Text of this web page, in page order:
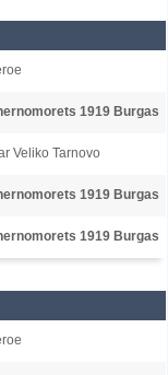
1919 Burgas
Veliko Tarnovo
1919 Burgas
1919 Burgas